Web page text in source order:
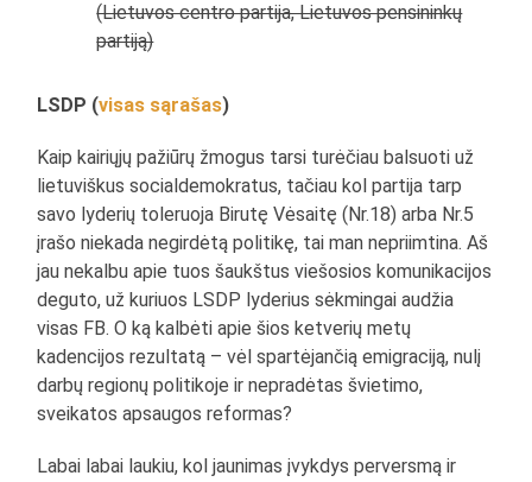
(Lietuvos centro partija, Lietuvos pensininkų
partiją)
LSDP (visas sąrašas)
Kaip kairiųjų pažiūrų žmogus tarsi turėčiau balsuoti už
lietuviškus socialdemokratus, tačiau kol partija tarp
savo lyderių toleruoja Birutę Vėsaitę (Nr.18) arba Nr.5
įrašo niekada negirdėtą politikę, tai man nepriimtina. Aš
jau nekalbu apie tuos šaukštus viešosios komunikacijos
deguto, už kuriuos LSDP lyderius sėkmingai audžia
visas FB. O ką kalbėti apie šios ketverių metų
kadencijos rezultatą – vėl spartėjančią emigraciją, nulį
darbų regionų politikoje ir nepradėtas švietimo,
sveikatos apsaugos reformas?
Labai labai laukiu, kol jaunimas įvykdys perversmą ir